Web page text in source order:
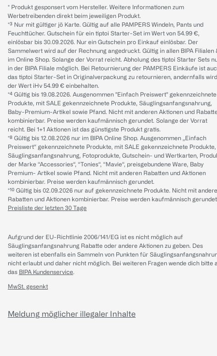
* Produkt gesponsert vom Hersteller. Weitere Informationen zum
Werbetreibenden direkt beim jeweiligen Produkt.
*³ Nur mit gültiger jö Karte. Gültig auf alle PAMPERS Windeln, Pants und
Feuchttücher. Gutschein für ein tiptoi Starter-Set im Wert von 54.99 €,
einlösbar bis 30.09.2026. Nur ein Gutschein pro Einkauf einlösbar. Der
Sammelwert wird auf der Rechnung angedruckt. Gültig in allen BIPA Filialen
im Online Shop. Solange der Vorrat reicht. Abholung des tiptoi Starter Sets
in der BIPA Filiale möglich. Bei Retournierung der PAMPERS Einkäufe ist
das tiptoi Starter-Set in Originalverpackung zu retournieren, andernfalls wird
der Wert iHv 54.99 € einbehalten.
*⁴ Gültig bis 19.08.2026. Ausgenommen "Einfach Preiswert" gekennzeichnete
Produkte, mit SALE gekennzeichnete Produkte, Säuglingsanfangsnahrung,
Baby-Premium-Artikel sowie Pfand. Nicht mit anderen Aktionen und
kombinierbar. Preise werden kaufmännisch gerundet. Solange der Vorrat
reicht. Bei 1+1 Aktionen ist das günstigste Produkt gratis.
*⁸ Gültig bis 12.08.2026 nur im BIPA Online Shop. Ausgenommen „Einfach
Preiswert“ gekennzeichnete Produkte, mit SALE gekennzeichnete Produkte,
Säuglingsanfangsnahrung, Fotoprodukte, Gutschein- und Wertkarten,
der Marke “Accessories“, “Tonies“, “Mavie“, preisgebundene Ware, Baby
Premium- Artikel sowie Pfand. Nicht mit anderen Rabatten und Aktionen
kombinierbar. Preise werden kaufmännisch gerundet.
*¹⁰ Gültig bis 02.09.2026 nur auf gekennzeichnete Produkte. Nicht mit
Rabatten und Aktionen kombinierbar. Preise werden kaufmännisch
Preisliste der letzten 30 Tage
Aufgrund der EU-Richtlinie 2006/141/EG ist es nicht möglich auf
Säuglingsanfangsnahrung Rabatte oder andere Aktionen zu geben. Des
weiteren ist ebenfalls ein Sammeln von Punkten für
nicht erlaubt und daher nicht möglich. Bei weiteren Fragen wende dich bitte
das BIPA Kundenservice.
MwSt. gesenkt
Meldung möglicher illegaler Inhalte